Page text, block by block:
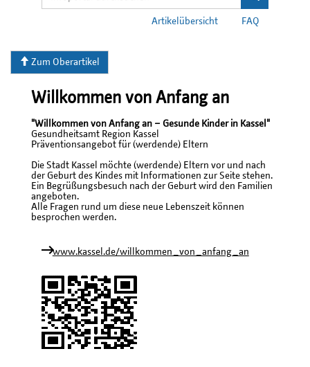
FAQ
Artikelübersicht
Zum Oberartikel
Willkommen von Anfang an
"Willkommen von Anfang an – Gesunde Kinder in Kassel"
Gesundheitsamt Region Kassel
Präventionsangebot für (werdende) Eltern
Die Stadt Kassel möchte (werdende) Eltern vor und nach
der Geburt des Kindes mit Informationen zur Seite stehen.
Ein Begrüßungsbesuch nach der Geburt wird den Familien
angeboten.
Alle Fragen rund um diese neue Lebenszeit können
besprochen werden.
www.kassel.de/willkommen_von_anfang_an